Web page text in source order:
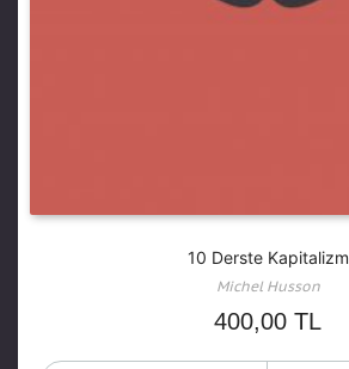
10 Derste Kapitalizm
Michel Husson
400,00 TL